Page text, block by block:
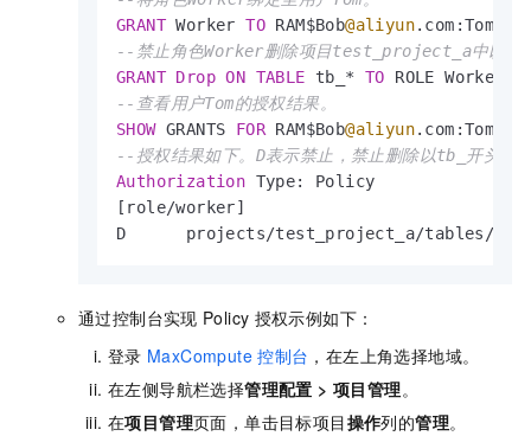
GRANT Worker TO RAM$Bob@aliyun
--禁止角色Worker删除项目test_project_a中以
GRANT Drop ON TABLE tb_ * TO ROLE Worker
--查看用户Tom的授权结果。
SHOW GRANTS FOR RAM$Bob@aliyun
--授权结果如下。D表示禁止，禁止删除以tb_开头的
Authorization Type: Policy
[role/worker]
D      projects/test_project_a/tables /
通过控制台实现 Policy 授权示例如下：
登录 MaxCompute 控制台 ，在左上角选择地域。
在左侧导航栏选择管理配置 >项目管理。
在项目管理页面，单击目标项目操作列的管理。